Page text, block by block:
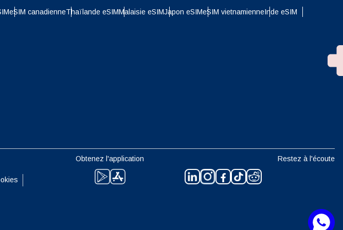
eSIM canadienneThaïlande eSIMMalaisie eSIMJapon eSIMeSIM vietnamienneInde eSIM
Obtenez l'application Restez à l'écoute
Português
Türkçe
TWD - Nouveau Dollar De Taïwan